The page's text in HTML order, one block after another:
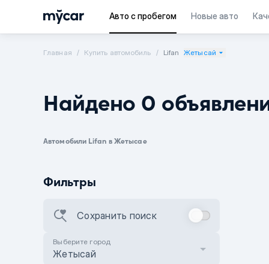
Авто с пробегом Новые авто
Главная Купить автомобиль Lifan Жетысай
Найдено 0
Автомобили Lifan в Жетысае
Фильтры
Сохранить поиск
Выберите город
Жетысай